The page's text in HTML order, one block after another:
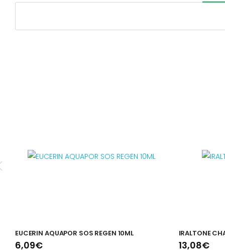
EUCERIN AQUAPOR SOS REGEN 10ML
6,09€
IRALTONE
13,08€